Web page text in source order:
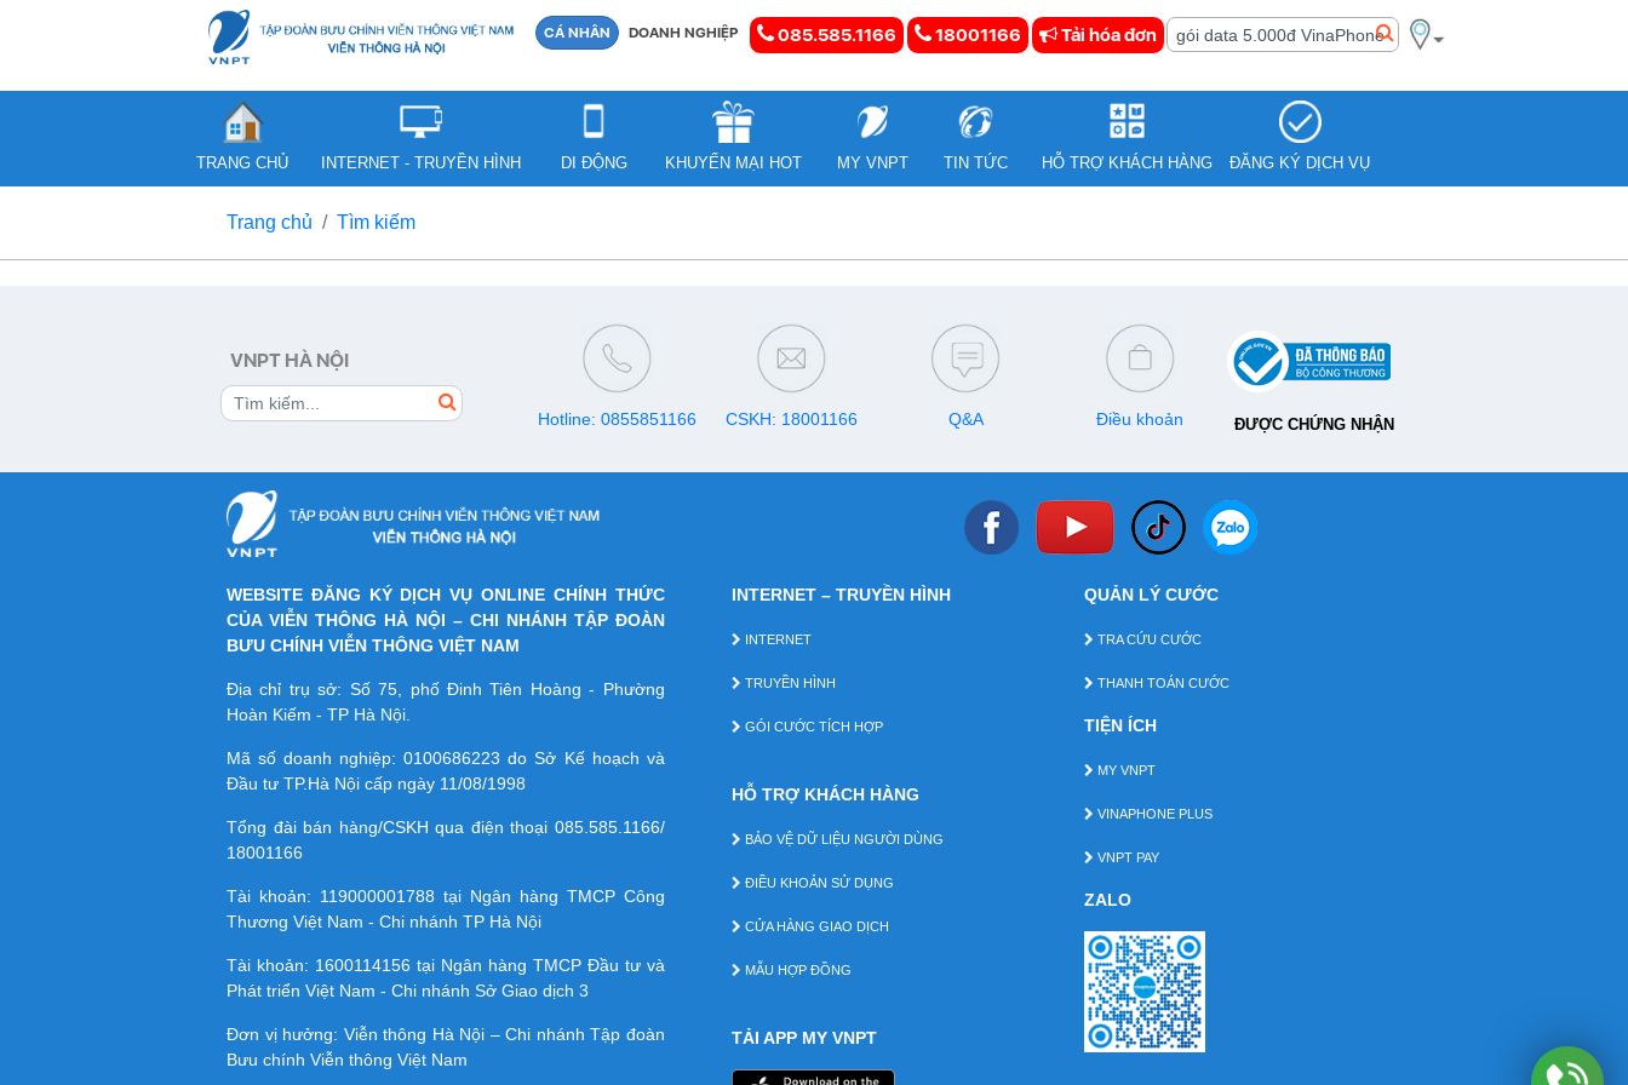
CÁ NHÂN DOANH NGHIỆP 085.585.1166 18001166 Tải hóa đơn
TRANG CHỦ INTERNET - TRUYỀN HÌNH DI ĐỘNG KHUYẾN MẠI HOT MY VNPT TIN TỨC HỖ TRỢ KHÁCH HÀNG ĐĂNG KÝ DỊCH VỤ
Trang chủ Tìm kiếm
VNPT HÀ NỘI
Hotline: 0855851166 CSKH: 18001166 Q&A Điều khoản ĐƯỢC CHỨNG NHẬN
WEBSITE ĐĂNG KÝ DỊCH VỤ ONLINE CHÍNH THỨC
CỦA VIỄN THÔNG HÀ NỘI – CHI NHÁNH TẬP ĐOÀN
BƯU CHÍNH VIỄN THÔNG VIỆT NAM
Địa chỉ trụ sở: Số 75, phố Đinh Tiên Hoàng - Phường
Hoàn Kiếm - TP Hà Nội.
Mã số doanh nghiệp:0100686223 do Sở Kế hoạch và
Đầu tư TP.Hà Nội cấp ngày 11/08/1998
Tổng đài bán hàng/CSKH qua điện thoại 085.585.1166/
18001166
Tài khoản: 119000001788 tại Ngân hàng TMCP Công
Thương Việt Nam - Chi nhánh TP Hà Nội
Tài khoản: 1600114156 tại Ngân hàng TMCP Ðầu tư và
Phát triển Việt Nam - Chi nhánh Sở Giao dịch 3
Đơn vị hưởng: Viễn thông Hà Nội – Chi nhánh Tập đoàn
Bưu chính Viễn thông Việt Nam
INTERNET – TRUYỀN HÌNH
INTERNET
TRUYỀN HÌNH
GÓI CƯỚC TÍCH HỢP
HỖ TRỢ KHÁCH HÀNG
BẢO VỆ DỮ LIỆU NGƯỜI DÙNG
ĐIỀU KHOẢN SỬ DỤNG
CỬA HÀNG GIAO DỊCH
MẪU HỢP ĐỒNG
TẢI APP MY VNPT
QUẢN LÝ CƯỚC
TRA CỨU CƯỚC
THANH TOÁN CƯỚC
TIỆN ÍCH
MY VNPT
VINAPHONE PLUS
VNPT PAY
ZALO